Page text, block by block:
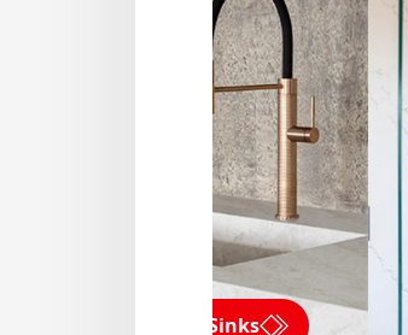
Kitchen Sinks